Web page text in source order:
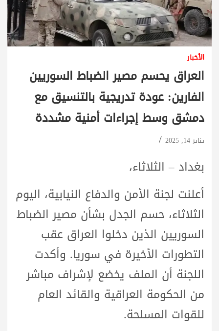
الأخبار
العراق يحسم مصير الضباط السوريين
الفارين: عودة تدريجية بالتنسيق مع
دمشق وسط إجراءات أمنية مشددة
يناير 14, 2025
بغداد – الثلاثاء،
أعلنت لجنة الأمن والدفاع النيابية، اليوم
الثلاثاء، حسم الجدل بشأن مصير الضباط
السوريين الذين دخلوا العراق عقب
التطورات الأخيرة في سوريا. وأكدت
اللجنة أن الملف يخضع لإشراف مباشر
من الحكومة العراقية والقائد العام
للقوات المسلحة.